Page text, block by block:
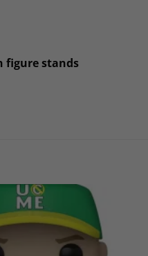
figure stands
wishlist